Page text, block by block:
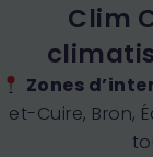
Clim
Zones
et-Cuire, Bron,